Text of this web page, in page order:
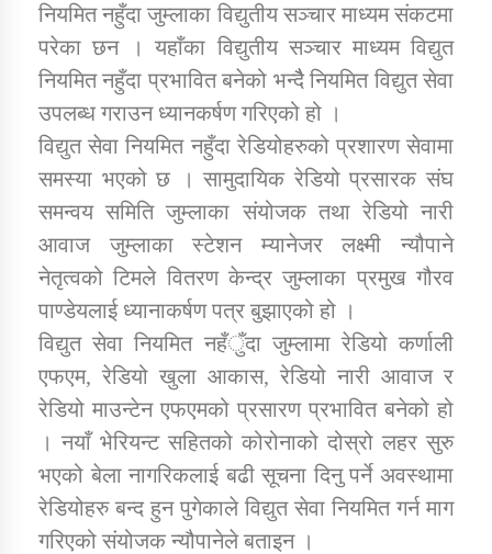
डिभिजन कार्यालय जुम्लाको सुचना सन्देश
कर्णाली प्रविधि शिक्षालय जुम्लाको सुचना
सामाजिक बिकास कार्यालय जुम्लाकाे सुचना
कार्यक्रम कार्यान्वयन एकाई जुम्लाको सुचना
नियमित नहुँदा जुम्लाका विद्युतीय सञ्चार माध्यम संकटमा
परेका छन । यहाँका विद्युतीय सञ्चार माध्यम विद्युत
नियमित नहुँदा प्रभावित बनेको भन्दैै नियमित विद्युत सेवा
उपलब्ध गराउन ध्यानकर्षण गरिएको हो ।
विद्युत सेवा नियमित नहुँदा रेडियोहरुको प्रशारण सेवामा
समस्या भएको छ । सामुदायिक रेडियो प्रसारक संघ
समन्वय समिति जुम्लाका संयोजक तथा रेडियो नारी
आवाज जुम्लाका स्टेशन म्यानेजर लक्ष्मी न्यौपाने
नेतृत्वको टिमले वितरण केन्द्र जुम्लाका प्रमुख गौरव
पाण्डेयलाई ध्यानाकर्षण पत्र बुझाएको हो ।
विद्युत सेवा नियमित नहँुँदा जुम्लामा रेडियो कर्णाली
एफएम, रेडियो खुला आकास, रेडियो नारी आवाज र
रेडियो माउन्टेन एफएमको प्रसारण प्रभावित बनेको हो
। नयाँ भेरियन्ट सहितको कोरोनाको दोस्रो लहर सुरु
भएको बेला नागरिकलाई बढी सूचना दिनु पर्ने अवस्थामा
रेडियोहरु बन्द हुन पुगेकाले विद्युत सेवा नियमित गर्न माग
गरिएको संयोजक न्यौपानेले बताइन ।